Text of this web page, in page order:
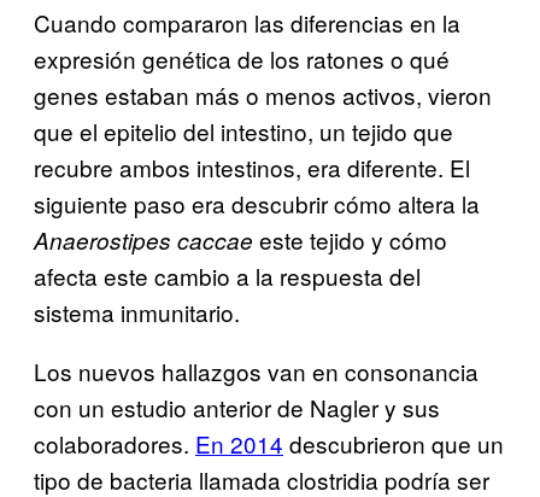
Cuando compararon las diferencias en la
expresión genética de los ratones o qué
genes estaban más o menos activos, vieron
que el epitelio del intestino, un tejido que
recubre ambos intestinos, era diferente. El
siguiente paso era descubrir cómo altera la
Anaerostipes caccae este tejido y cómo
afecta este cambio a la respuesta del
sistema inmunitario.
Los nuevos hallazgos van en consonancia
con un estudio anterior de Nagler y sus
colaboradores. En 2014 descubrieron que un
tipo de bacteria llamada clostridia podría ser